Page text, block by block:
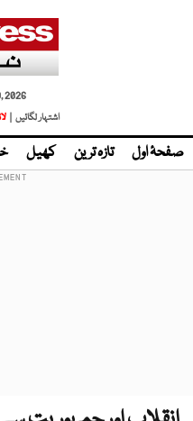
2026
اشتہار لگائیں |
صفحۂ اول تازہ ترین کھیل